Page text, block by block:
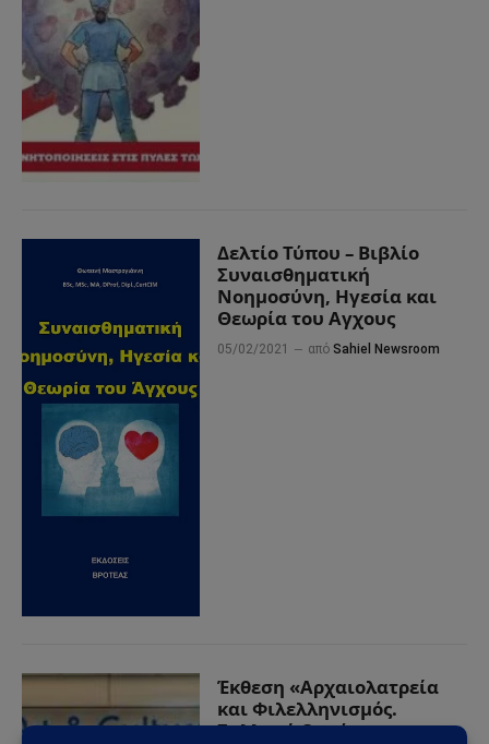
Δελτίο Τύπου – Βιβλίο
Συναισθηματική
Νοημοσύνη, Ηγεσία και
Θεωρία του Αγχους
05/02/2021 από Sahiel Newsroom
Έκθεση «Αρχαιολατρεία
και Φιλελληνισμός.
Συλλογή Θανάση και